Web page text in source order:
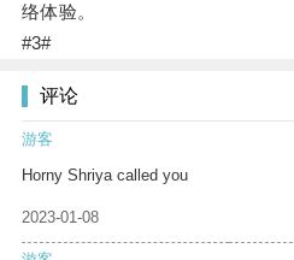
络体验。
#3#
评论
游客
Horny Shriya called you
2023-01-08